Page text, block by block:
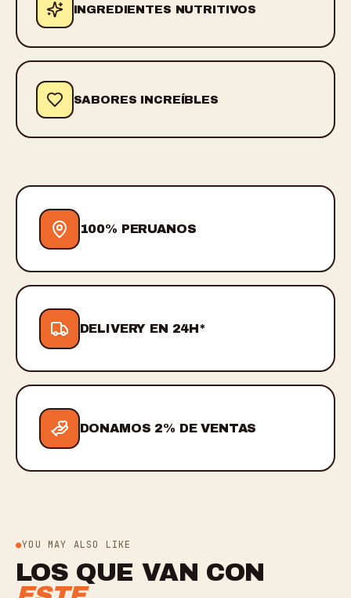
INGREDIENTES NUTRITIVOS
SABORES INCREÍBLES
100% PERUANOS
DELIVERY EN 24H*
DONAMOS 2% DE VENTAS
YOU MAY ALSO LIKE
LOS QUE VAN CON